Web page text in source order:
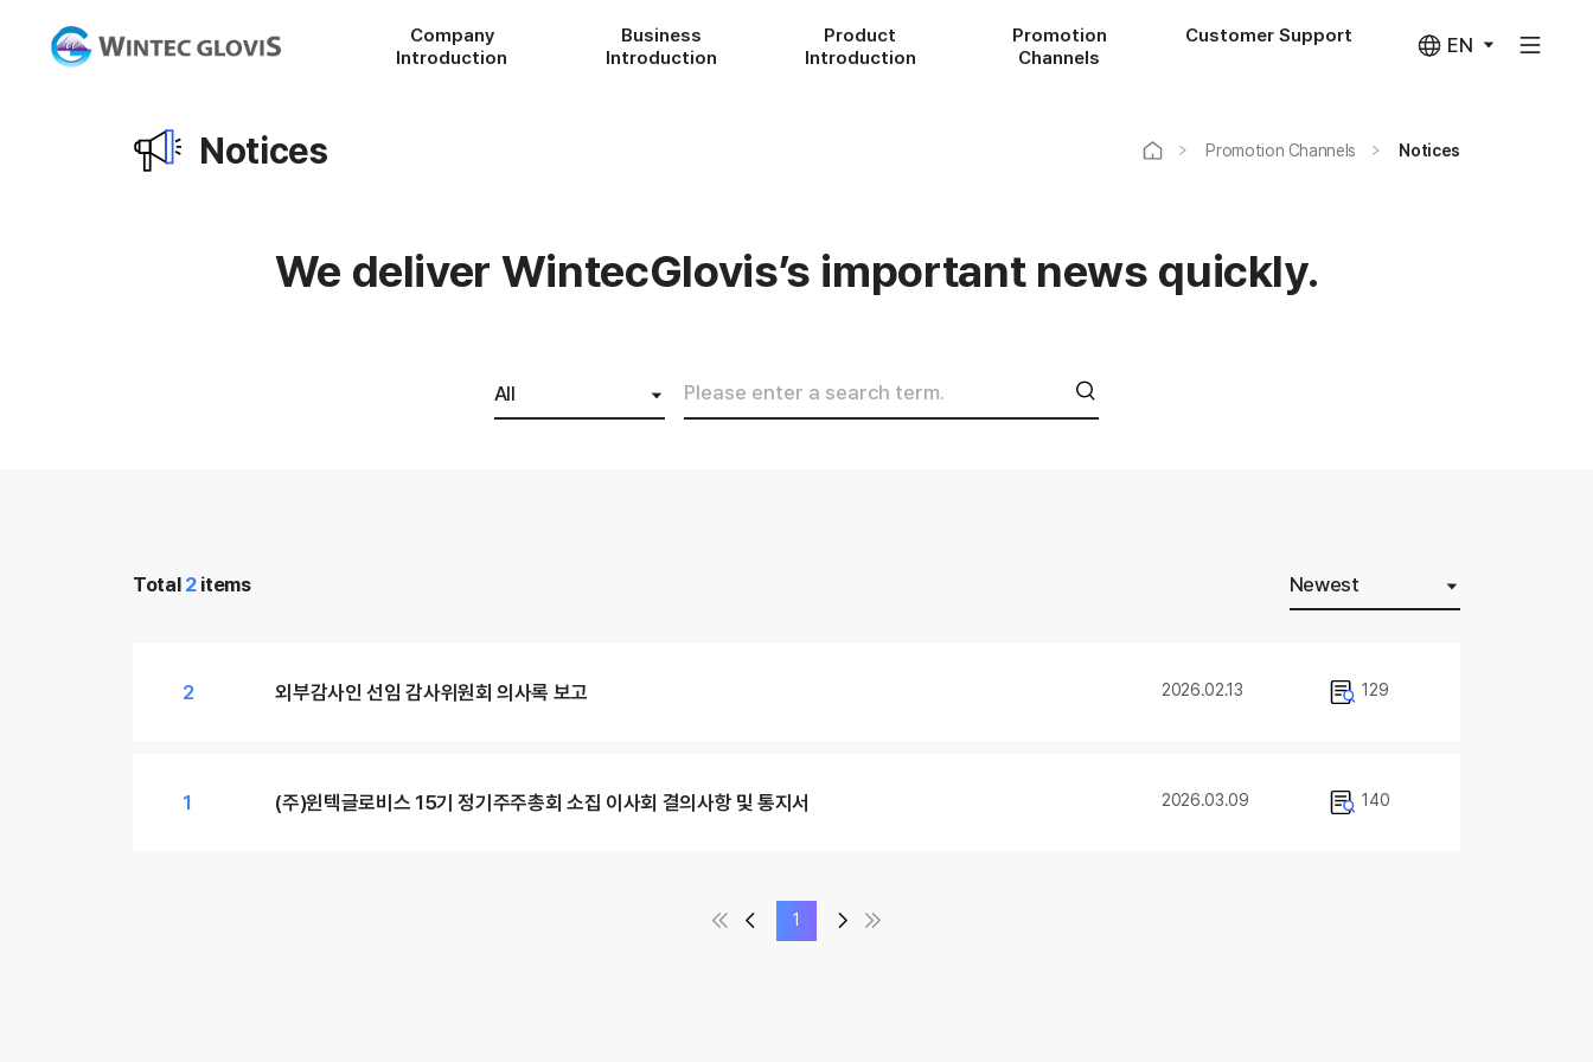
Company
Introduction
Business
Introduction
Product
Introduction
Promotion
Channels
Customer Support EN
Notices Promotion Channels Notices
We deliver WintecGlovis’s important news quickly.
All
Total 2items Newest
2 외부감사인 선임 감사위원회 의사록 보고 2026.02.13 129
1 (주)윈텍글로비스 15기 정기주주총회 소집 이사회 결의사항 및 통지서 2026.03.09 140
맨처음 1 다음